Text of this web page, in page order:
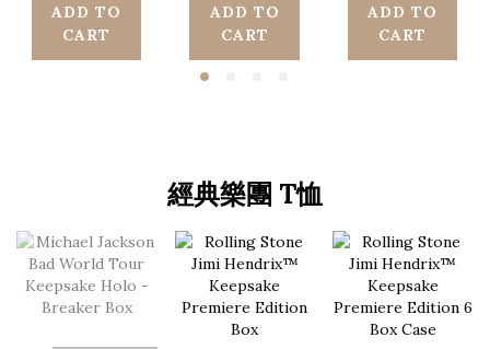
ADD TO
CART
ADD TO
CART
ADD TO
CART
經典樂團 T恤